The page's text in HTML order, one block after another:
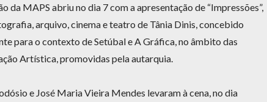
da MAPS abriu no dia 7 com a apresentação de “Impressões”,
arquivo, cinema e teatro de Tânia Dinis, concebido
para o contexto de Setúbal e A Gráfica, no âmbito das
Artística, promovidas pela autarquia.
e José Maria Vieira Mendes levaram à cena, no dia